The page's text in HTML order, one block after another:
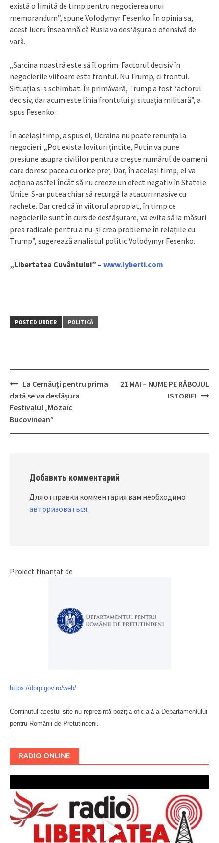
există o limită de timp pentru negocierea unui
memorandum”, spune Volodymyr Fesenko. În opinia sa,
acest lucru înseamnă că Rusia va desfășura o ofensivă de
vară.
„Sarcina noastră este să îl oprim. Factorul decisiv în
negocierile viitoare este frontul. Nu Trump, ci frontul.
Situația s-a schimbat. În primăvară, Trump a fost factorul
decisiv, dar acum este linia frontului și situația militară”, a
spus Fesenko.
În același timp, a spus el, Ucraina nu poate renunța la
negocieri. „Pot exista lovituri țintite, Putin va pune
presiune asupra civililor pentru a crește numărul de oameni
care doresc pacea cu orice preț. Dar, în același timp, el va
acționa astfel încât să nu creeze un efect negativ în Statele
Unite. S-ar putea chiar să recurgă la atacuri masive cu
rachete. Dar cred că în viitorul apropiat, în timp ce
negocierile sunt în curs de desfășurare, va evita să ia măsuri
prea radicale pentru a nu-și crea probleme în relațiile cu
Trump”, sugerează analistul politic Volodymyr Fesenko.
„Libertatea Cuvântului” – www.lyberti.com
POSTED UNDER POLITICĂ
Post
navigation
La Cernăuți pentru prima
dată se va desfășura
Festivalul „Mozaic
Bucovinean”
21 MAI – NUME PE RĂBOJUL
ISTORIEI
Добавить комментарий
Для отправки комментария вам необходимо
авторизоваться.
Proiect finanțat de
https://dprp.gov.ro/web/
Conținutul acestui site nu reprezintă poziția oficială a Departamentului
pentru Românii de Pretutindeni.
RADIO ONLINE